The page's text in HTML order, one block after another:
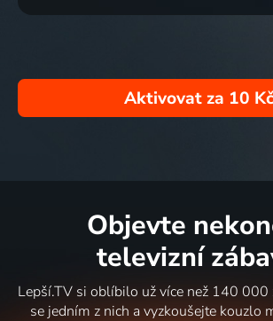
Aktivovat za 10 Kč
Objevte
televizní
Lepší.TV si oblíbilo už více než 140 000
se jedním z nich a vyzkoušejte kouzlo